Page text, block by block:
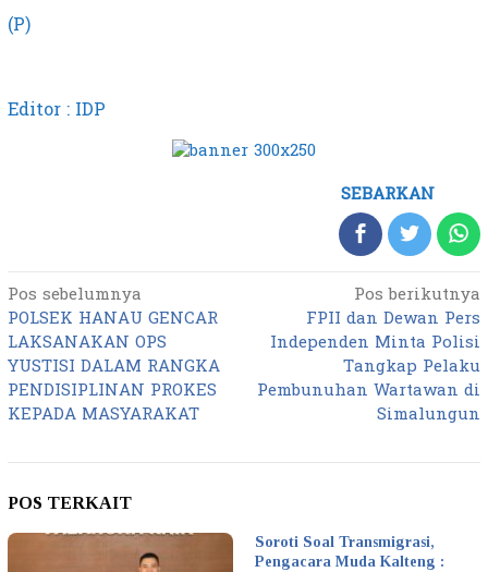
(P)
Editor : IDP
SEBARKAN
Navigasi
pos
Pos sebelumnya
POLSEK HANAU GENCAR
LAKSANAKAN OPS
YUSTISI DALAM RANGKA
PENDISIPLINAN PROKES
KEPADA MASYARAKAT
Pos berikutnya
FPII dan Dewan Pers
Independen Minta Polisi
Tangkap Pelaku
Pembunuhan Wartawan di
Simalungun
POS TERKAIT
Soroti Soal Transmigrasi,
Pengacara Muda Kalteng :